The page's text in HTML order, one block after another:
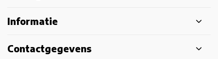
Informatie
Contactgegevens